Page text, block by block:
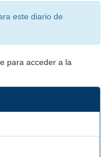
este diario de
para acceder a la